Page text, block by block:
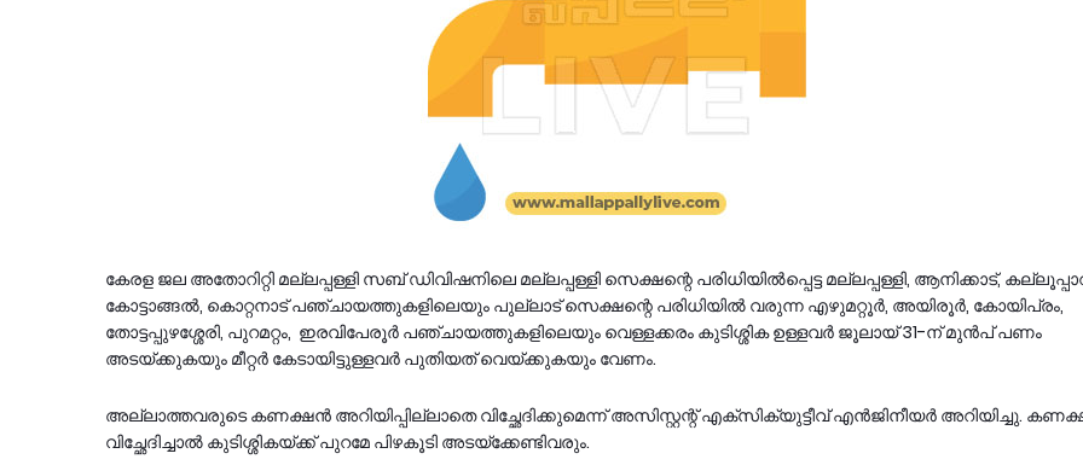
കേരള ജല അതോറിറ്റി മല്ലപ്പള്ളി സബ് ഡിവിഷനിലെ മല്ലപ്പള്ളി സെക്ഷന്റെ പരിധിയിൽപ്പെട്ട മല്ലപ്പള്ളി, ആനിക്കാട്,
കോട്ടാങ്ങൽ, കൊറ്റനാട് പഞ്ചായത്തുകളിലെയും പുല്ലാട് സെക്ഷന്റെ പരിധിയിൽ വരുന്ന എഴുമറ്റൂർ, അയിരൂർ, കോയിപ്രം,
തോട്ടപ്പുഴശ്ശേരി, പുറമറ്റം, ഇരവിപേരൂർ പഞ്ചായത്തുകളിലെയും വെള്ളക്കരം കുടിശ്ശിക ഉള്ളവർ ജൂലായ് 31-ന് മുൻപ് പണം
അടയ്ക്കുകയും മീറ്റർ കേടായിട്ടുള്ളവർ പുതിയത് വെയ്ക്കുകയും വേണം.
അല്ലാത്തവരുടെ കണക്ഷൻ അറിയിപ്പില്ലാതെ വിച്ഛേദിക്കുമെന്ന് അസിസ്റ്റന്റ് എക്സിക്യുട്ടീവ് എൻജിനീയർ അറിയിച്ചു.
വിച്ഛേദിച്ചാൽ കുടിശ്ശികയ്ക്ക് പുറമേ പിഴകൂടി അടയ്‌ക്കേണ്ടിവരും.